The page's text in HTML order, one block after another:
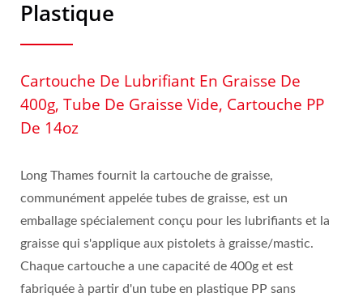
Plastique
Cartouche De Lubrifiant En Graisse De
400g, Tube De Graisse Vide, Cartouche PP
De 14oz
Long Thames fournit la cartouche de graisse,
communément appelée tubes de graisse, est un
emballage spécialement conçu pour les lubrifiants et la
graisse qui s'applique aux pistolets à graisse/mastic.
Chaque cartouche a une capacité de 400g et est
fabriquée à partir d'un tube en plastique PP sans